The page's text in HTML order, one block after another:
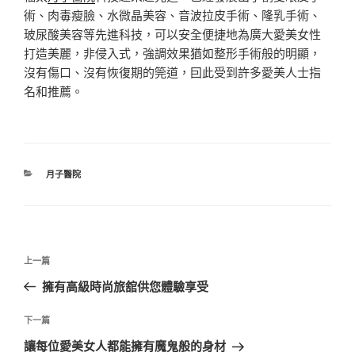
術、肉毒瘦臉、水微晶美容、音波拉皮手術、隆乳手術、
玻尿酸美容等先進科技，可以安全便捷地為廣大愛美女性
打造美麗，非侵入式，強調效果猶如整形手術般的明顯，
沒有傷口、沒有恢復期的筦道，囙此受到許多愛美人士指
名和推薦。
分
月子醫院
文
導
覽
上
一
文
章
上一篇
擁有高級時尚旅舘供您體驗享受
下
一
下一篇
讓每位愛美女人都能擁有魔鬼般的身材